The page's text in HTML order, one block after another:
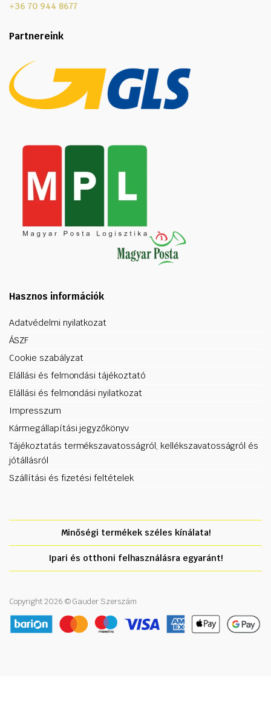
+36 70 944 8677
Partnereink
Hasznos információk
Adatvédelmi nyilatkozat
ÁSZF
Cookie szabályzat
Elállási és felmondási tájékoztató
Elállási és felmondási nyilatkozat
Impresszum
Kármegállapítási jegyzőkönyv
Tájékoztatás termékszavatosságról, kellékszavatosságról és
jótállásról
Szállítási és fizetési feltételek
Minőségi termékek széles kínálata!
Ipari és otthoni felhasználásra egyaránt!
Copyright 2026 © Gauder Szerszám